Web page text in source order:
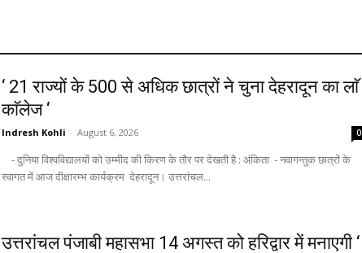
‘ 21 राज्यों के 500 से अधिक छात्रों ने चुना देहरादून का लाॅ
काॅलेज ‘
Indresh Kohli - August 6, 2026 0
स्वागत में आज दीक्षारम्भ कार्यक्रम देहरादून। उत्तरांचल...
उत्तरांचल पंजाबी महासभा 14 अगस्त को हरिद्वार में मनाएगी ‘